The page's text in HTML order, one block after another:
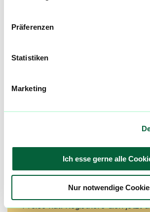
Präferenzen
Statistiken
Marketing
Ich esse gerne alle
Nur notwendige
besten Preise nicht mehr
Möchtest du vor allen Anderen
werden? Abonniere einfach
Newsletter und erfahre immer
kommen und wer gerade die
Preise hat! Registriere dich jetzt